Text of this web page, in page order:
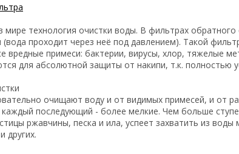
мире технология очистки воды. В фильтрах
проходит через неё под давлением). Такой
вредные примеси: бактерии, вирусы, хлор, тяжелые
для абсолютной защиты от накипи, т.к. полностью
очищают воду и от видимых примесей, и от
каждый последующий - более мелкие. Чем больше
ржавчины, песка и ила, успеет захватить из
других.